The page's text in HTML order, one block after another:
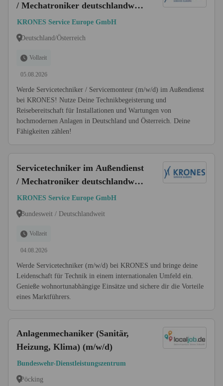
/ Mechatroniker deutschlandweit
- Inbetriebnahme & Montage
(m/w/d) - Einsatzgebiet
KRONES Service Europe GmbH
Deutschland/Österreich
Vollzeit
05.08.2026
Werde Servicetechniker / Servicemonteur (m/w/d) im Außendienst
bei KRONES! Nutze Deine Technikbegeisterung und
Reisebereitschaft für Installationen und Wartungen von
hochmodernen Anlagen in Deutschland und Österreich. Deine
Fähigkeiten zählen!
Servicetechniker im Außendienst
/ Mechatroniker deutschlandweit
- Inbetriebnahme & Montage
(m/w/d)
KRONES Service Europe GmbH
Bundesweit / Deutschlandweit
Vollzeit
04.08.2026
Werde Servicetechniker (m/w/d) bei KRONES und bringe deine
Leidenschaft für Technik in einem internationalen Umfeld ein.
Genieße wohnortunabhängige Einsätze und sichere dir die Vorteile
eines Marktführers.
Anlagenmechaniker (Sanitär,
Heizung, Klima) (m/w/d)
Bundeswehr-Dienstleistungszentrum
Pöcking